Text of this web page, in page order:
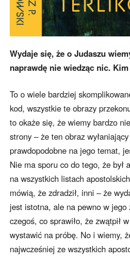
Wydaje się, że o Judaszu
naprawdę nie wiedząc nic.
To o wiele bardziej
kod, wszystkie te obrazy
to okaże się, że wiemy bardzo
strony – że ten obraz
prawdopodobne na jego temat,
Nie ma sporu co do tego, że był
na wszystkich listach
mówią, że zdradził, inni – że
jest istotna, ale na pewno w jego
czegoś, co sprawiło, że zwątpił
wystawić na próbę. No i wiemy,
najwcześniej ze wszystkich